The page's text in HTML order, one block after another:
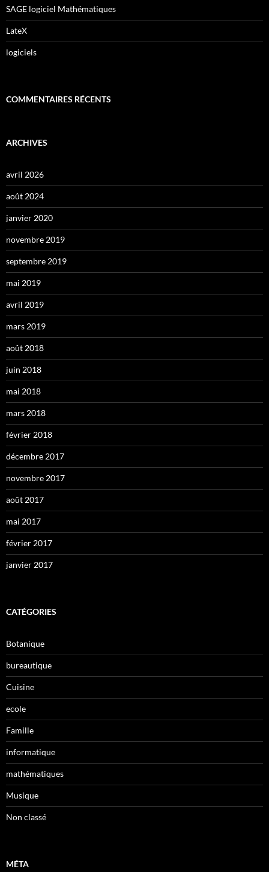
SAGE logiciel Mathématiques
LateX
logiciels
COMMENTAIRES RÉCENTS
ARCHIVES
avril 2026
août 2024
janvier 2020
novembre 2019
septembre 2019
mai 2019
avril 2019
mars 2019
août 2018
juin 2018
mai 2018
mars 2018
février 2018
décembre 2017
novembre 2017
août 2017
mai 2017
février 2017
janvier 2017
CATÉGORIES
Botanique
bureautique
Cuisine
ecole
Famille
informatique
mathématiques
Musique
Non classé
MÉTA